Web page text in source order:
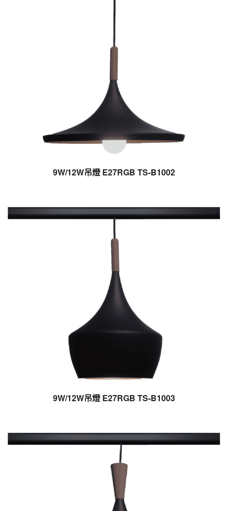
9W/12W吊燈 E27RGB TS-B1002
9W/12W吊燈 E27RGB TS-B1003